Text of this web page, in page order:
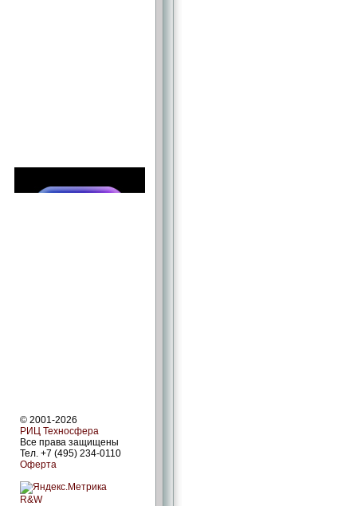
© 2001-2026
РИЦ Техносфера
Все права защищены
Тел. +7 (495) 234-0110
Оферта
R&W